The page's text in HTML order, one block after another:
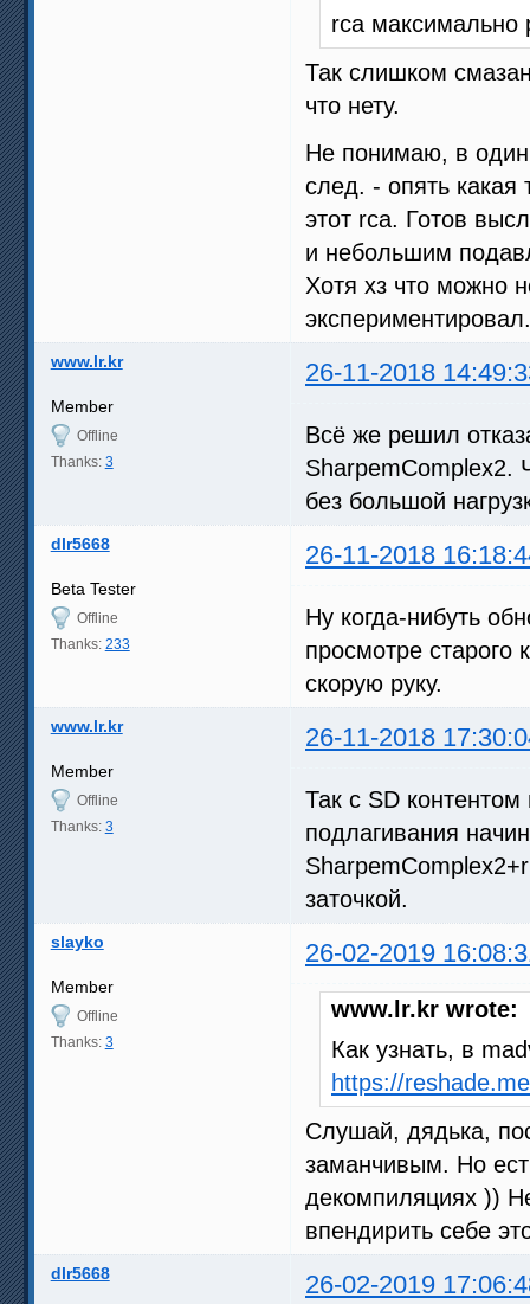
rca
Так слишком
что нету.
Не понимаю, в один
след. - опять
этот rca. Готов
и небольшим
Хотя хз что можно
экспериментировал.
www.lr.kr 26-11-2018
Member
Offline
Thanks: 3
Всё же решил
SharpemComplex2.
без большой
dlr5668 26-11-2018
Beta Tester
Offline
Thanks: 233
Ну когда-нибуть
просмотре старого
скорую руку.
www.lr.kr 26-11-2018
Member
Offline
Thanks: 3
Так с SD
подлагивания
заточкой.
slayko 26-02-2019
Member
Offline
Thanks: 3
www.lr.kr wrote:
Как узнать, в
https://
Слушай, дядька,
заманчивым. Но
декомпиляциях ))
впендирить себе
dlr5668 26-02-2019